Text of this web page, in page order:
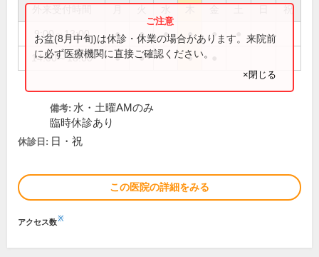
祝
9:00～13:00 ● ● ● ● ●
14:00～18:00 ● ● ●
お盆(8月中旬)は休診・休業の場合があります。来院前
に必ず医療機関に直接ご確認ください。
×閉じる
備考: 水・土曜AMのみ
臨時休診あり
休診日: 日・祝
この医院の詳細をみる
アクセス数※